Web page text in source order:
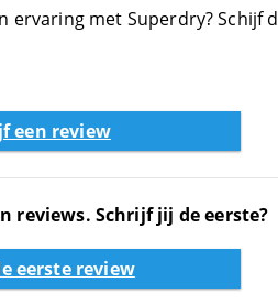
met Superdry? Schijf
een review
reviews. Schrijf jij de eerste?
eerste review